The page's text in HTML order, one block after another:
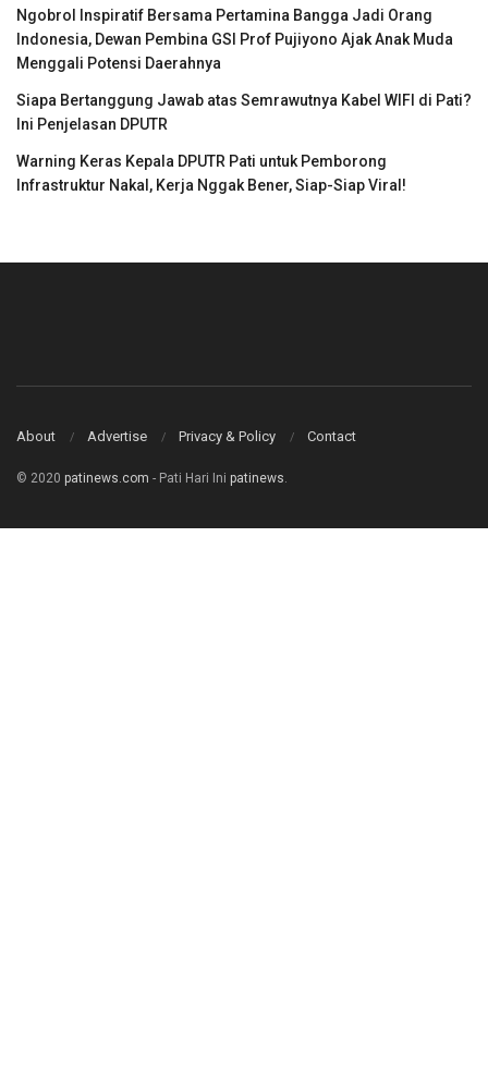
Ngobrol Inspiratif Bersama Pertamina Bangga Jadi Orang
Indonesia, Dewan Pembina GSI Prof Pujiyono Ajak Anak Muda
Menggali Potensi Daerahnya
Siapa Bertanggung Jawab atas Semrawutnya Kabel WIFI di Pati?
Ini Penjelasan DPUTR
Warning Keras Kepala DPUTR Pati untuk Pemborong
Infrastruktur Nakal, Kerja Nggak Bener, Siap-Siap Viral!
About Advertise Privacy & Policy Contact
© 2020 patinews.com - Pati Hari Ini patinews